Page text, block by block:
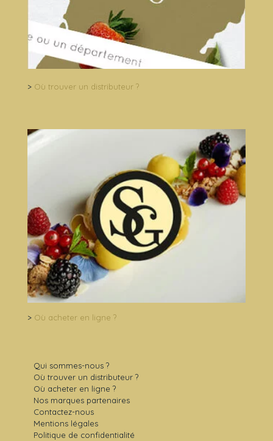
> Où trouver un distributeur ?
> Où acheter en ligne ?
Qui sommes-nous ?
Où trouver un distributeur ?
Où acheter en ligne ?
Nos marques partenaires
Contactez-nous
Mentions légales
Politique de confidentialité